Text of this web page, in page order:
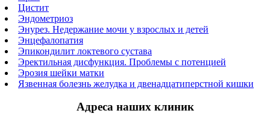
Цистит
Эндометриоз
Энурез. Недержание мочи у взрослых и детей
Энцефалопатия
Эпикондилит локтевого сустава
Эректильная дисфункция. Проблемы с потенцией
Эрозия шейки матки
Язвенная болезнь желудка и двенадцатиперстной кишки
Адреса наших клиник